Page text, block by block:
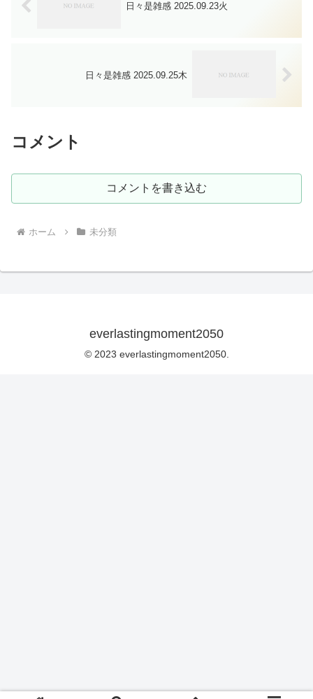
日々是雑感 2025.09.23火
日々是雑感 2025.09.25木
コメント
コメントを書き込む
ホーム 未分類
everlastingmoment2050
© 2023 everlastingmoment2050.